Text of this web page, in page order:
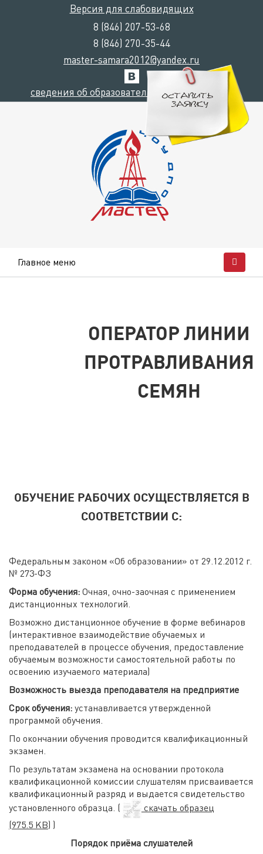
Версия для слабовидящих
8 (846) 207-53-68
8 (846) 270-35-44
master-samara2012@yandex.ru
сведения об образовательной организации
Главное меню
ОПЕРАТОР ЛИНИИ
ПРОТРАВЛИВАНИЯ
СЕМЯН
ОБУЧЕНИЕ РАБОЧИХ ОСУЩЕСТВЛЯЕТСЯ В
СООТВЕТСТВИИ С:
Федеральным законом «Об образовании» от 29.12.2012 г.
№ 273-ФЗ
Форма обучения:Очная, очно-заочная с применением
дистанционных технологий.
Возможно дистанционное обучение в форме вебинаров
(интерактивное взаимодействие обучаемых и
преподавателей в процессе обучения, предоставление
обучаемым возможности самостоятельной работы по
освоению изучаемого материала)
Возможность выезда преподавателя на предприятие
Срок обучения:устанавливается утвержденной
программой обучения.
По окончании обучения проводится квалификационный
экзамен.
По результатам экзамена на основании протокола
квалификационной комиссии слушателям присваивается
квалификационный разряд и выдается свидетельство
установленного образца. (
скачать образец
(975.5 KB) )
Порядок приёма слушателей